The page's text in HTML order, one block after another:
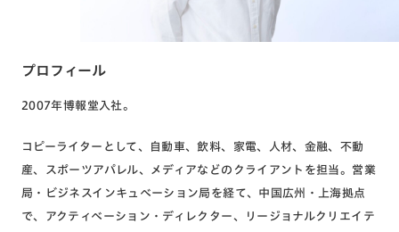
プロフィール
2007年博報堂入社。
コピーライターとして、自動車、飲料、家電、人材、金融、不動
産、スポーツアパレル、メディアなどのクライアントを担当。営業
局・ビジネスインキュベーション局を経て、中国広州・上海拠点
で、アクティベーション・ディレクター、リージョナルクリエイテ